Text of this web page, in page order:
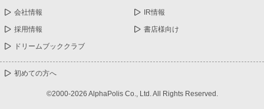
会社情報 IR情報
採用情報 書店様向け
ドリームブッククラブ
初めての方へ
©2000-2026 AlphaPolis Co., Ltd. All Rights Reserved.